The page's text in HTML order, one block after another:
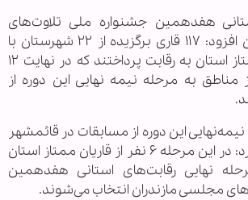
هفدهمین جشنواره ملی تلاوت‌های
مجلسی در مازندران افزود: ۱۱۷ قاری برگزیده از ۲۲ شهرستان با
قضاوت ۲۴ داور ممتاز استان به رقابت پرداختند که در نهایت ۱۲
مناطق به مرحله نیمه نهایی این دوره از
نیمه‌نهایی این دوره از مسابقات در قائمشهر
خبر داد و تصریح کرد: در این مرحله ۶ نفر از قاریان ممتاز استان
نهایی رقابت‌های استانی هفدهمین
مجلسی مازندران انتخاب می‌شوند.